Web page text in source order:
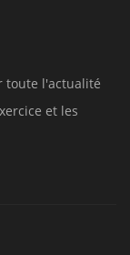
toute l'actualité
et les